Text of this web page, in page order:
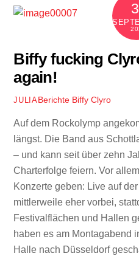
Biffy fucking
again!
JULIABerichte Biffy Clyro
Auf dem Rockolymp
längst. Die Band aus
– und kann seit über zehn
Charterfolge feiern. Vor
Konzerte geben: Live auf
mittlerweile eher vorbei,
Festivalflächen und Hallen
haben es am Montagabend
Halle nach Düsseldorf